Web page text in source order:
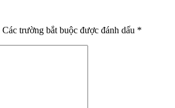
Các trường bắt buộc được đánh dấu *